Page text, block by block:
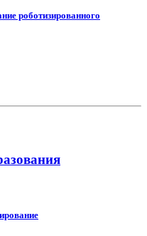
роботизированного